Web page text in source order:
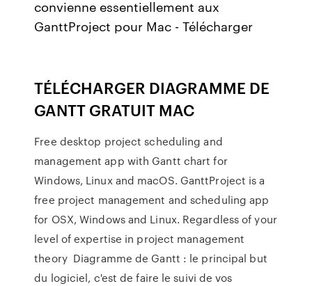
convienne essentiellement aux
GanttProject pour Mac - Télécharger
TÉLÉCHARGER DIAGRAMME DE
GANTT GRATUIT MAC
Free desktop project scheduling and
management app with Gantt chart for
Windows, Linux and macOS. GanttProject is a
free project management and scheduling app
for OSX, Windows and Linux. Regardless of your
level of expertise in project management
theory Diagramme de Gantt : le principal but
du logiciel, c'est de faire le suivi de vos